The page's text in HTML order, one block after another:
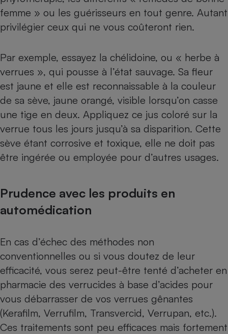
femme » ou les guérisseurs en tout genre. Autant
privilégier ceux qui ne vous coûteront rien.
Par exemple, essayez la chélidoine, ou « herbe à
verrues », qui pousse à l’état sauvage. Sa fleur
est jaune et elle est reconnaissable à la couleur
de sa sève, jaune orangé, visible lorsqu’on casse
une tige en deux. Appliquez ce jus coloré sur la
verrue tous les jours jusqu’à sa disparition. Cette
sève étant corrosive et toxique, elle ne doit pas
être ingérée ou employée pour d’autres usages.
Prudence avec les produits en
automédication
En cas d’échec des méthodes non
conventionnelles ou si vous doutez de leur
efficacité, vous serez peut-être tenté d’acheter en
pharmacie des verrucides à base d’acides pour
vous débarrasser de vos verrues gênantes
(Kerafilm, Verrufilm, Transvercid, Verrupan, etc.).
Ces traitements sont peu efficaces mais fortement